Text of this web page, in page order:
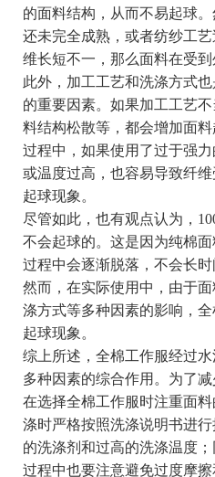
的面料结构，从而不易起球
还未完全成熟，或者纺纱工
维长短不一，那么面料在受到
此外，加工工艺和洗涤方式
的重要因素。如果加工工艺
料结构松散等，都会增加面
过程中，如果使用了过于强
或温度过高，也容易导致纤
起球现象。
尽管如此，也有观点认为，
不会起球的。这是因为纯棉
过程中会逐渐脱落，不会长时
然而，在实际使用中，由于
涤方式等多种因素的影响，
起球现象。
综上所述，全棉工作服经过
多种因素的综合作用。为了
在选择全棉工作服时注重面
涤时严格按照洗涤说明书进
的洗涤剂和过高的洗涤温度
过程中也要注意避免过度摩擦